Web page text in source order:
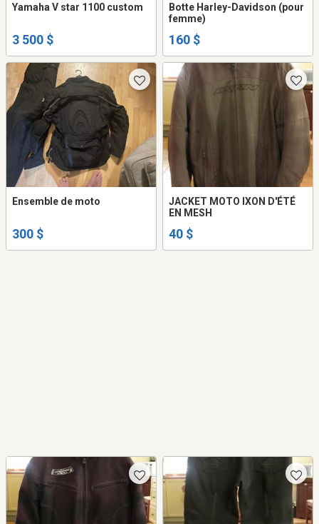
Yamaha V star 1100 custom
3 500 $
Botte Harley-Davidson (pour
femme)
160 $
Ensemble de moto
300 $
JACKET MOTO IXON D'ÉTÉ
EN MESH
40 $